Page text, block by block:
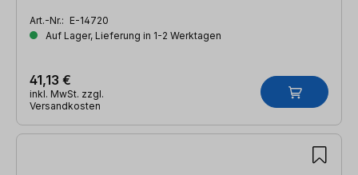
Art.-Nr.: E-14720
Auf Lager, Lieferung in 1-2 Werktagen
41,13 €
inkl. MwSt. zzgl.
Versandkosten